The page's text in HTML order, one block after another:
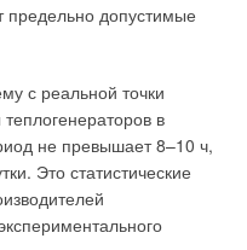
предельно допустимые
с реальной точки
в
не превышает 8–10 ч,
Это статистические
котельной
Smalto Inverter:
Уведомления отключены